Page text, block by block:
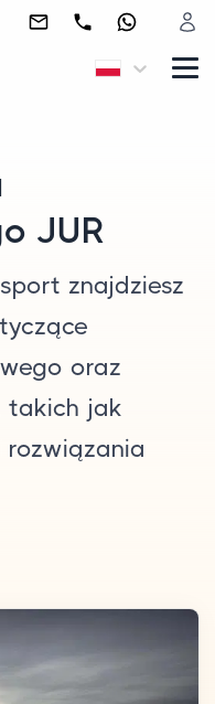
JUR
znajdziesz
oraz
takich jak
rozwiązania